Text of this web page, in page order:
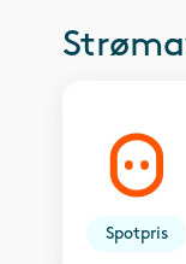
Spotpris